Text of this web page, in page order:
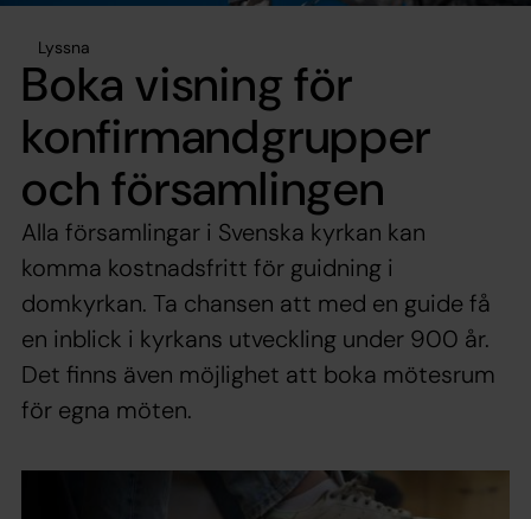
Lyssna
Boka visning för
konfirmandgrupper
och församlingen
Alla församlingar i Svenska kyrkan kan
komma kostnadsfritt för guidning i
domkyrkan. Ta chansen att med en guide få
en inblick i kyrkans utveckling under 900 år.
Det finns även möjlighet att boka mötesrum
för egna möten.